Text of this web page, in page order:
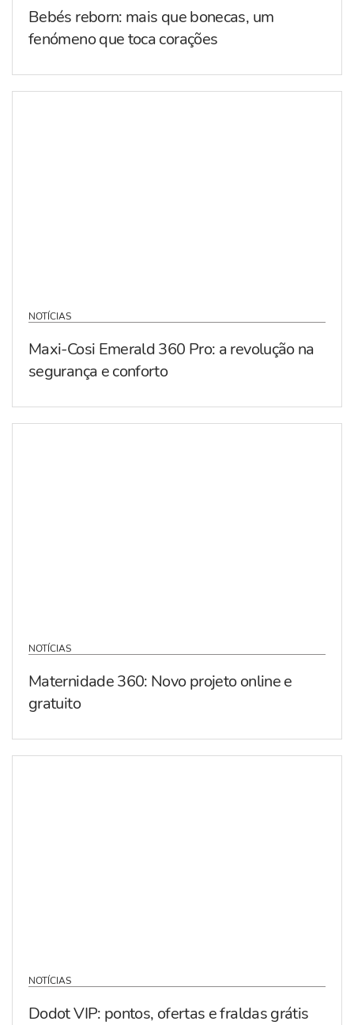
Bebés reborn: mais que bonecas, um
fenómeno que toca corações
NOTÍCIAS
Maxi-Cosi Emerald 360 Pro: a revolução na
segurança e conforto
NOTÍCIAS
Maternidade 360: Novo projeto online e
gratuito
NOTÍCIAS
Dodot VIP: pontos, ofertas e fraldas grátis